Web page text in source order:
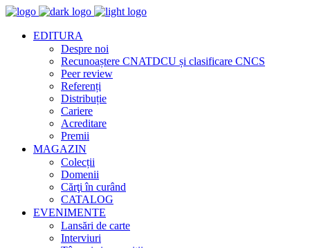
EDITURA
Despre noi
Recunoaștere CNATDCU și clasificare CNCS
Peer review
Referenți
Distribuție
Cariere
Acreditare
Premii
MAGAZIN
Colecții
Domenii
Cărţi în curând
CATALOG
EVENIMENTE
Lansări de carte
Interviuri